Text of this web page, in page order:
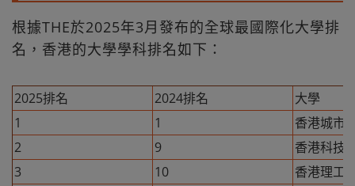
根據THE於2025年3月發布的全球最國際化大學排
名，香港的大學學科排名如下：
2025排名 2024排名
大學
1
1
香港城市
2
9
香港科技
3
10
香港理工